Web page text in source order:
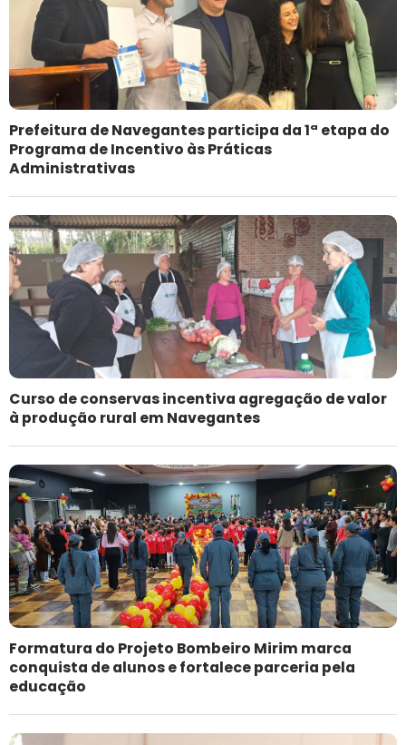
Prefeitura de Navegantes participa da 1ª etapa do
Programa de Incentivo às Práticas
Administrativas
Curso de conservas incentiva agregação de valor
à produção rural em Navegantes
Formatura do Projeto Bombeiro Mirim marca
conquista de alunos e fortalece parceria pela
educação